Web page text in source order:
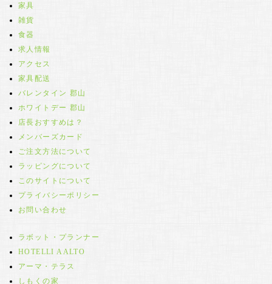
家具
雑貨
食器
求人情報
アクセス
家具配送
バレンタイン 郡山
ホワイトデー 郡山
店長おすすめは？
メンバーズカード
ご注文方法について
ラッピングについて
このサイトについて
プライバシーポリシー
お問い合わせ
ラボット・プランナー
HOTELLI AALTO
アーマ・テラス
しもくの家